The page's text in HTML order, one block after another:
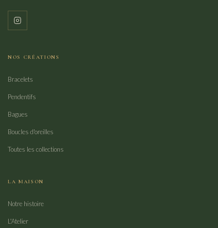
NOS CRÉATIONS
Bracelets
Pendentifs
Bagues
Boucles d'oreilles
Toutes les collections
LA MAISON
Notre histoire
L'Atelier